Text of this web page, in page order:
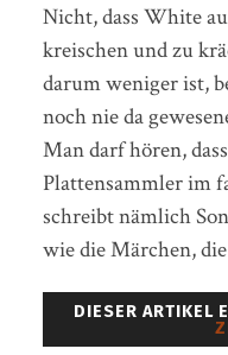
Nicht, dass White
kreischen und zu
darum weniger ist,
noch nie da
Man darf hören,
Plattensammler im
schreibt nämlich
wie die Märchen,
DIESER ARTIKEL